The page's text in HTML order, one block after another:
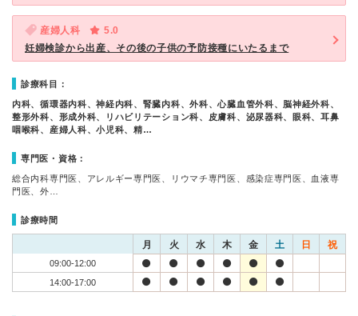
産婦人科
5.0
妊婦検診から出産、その後の子供の予防接種にいたるまで
診療科目：
内科、循環器内科、神経内科、腎臓内科、外科、心臓血管外科、脳神経外科、
整形外科、形成外科、リハビリテーション科、皮膚科、泌尿器科、眼科、耳鼻
咽喉科、産婦人科、小児科、精…
専門医・資格：
総合内科専門医、アレルギー専門医、リウマチ専門医、感染症専門医、血液専
門医、外…
診療時間
月 火 水 木 金 土 日 祝
09:00-12:00
14:00-17:00